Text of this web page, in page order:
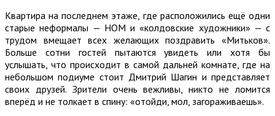
Квартира на последнем этаже, где расположились ещё одни
старые неформалы — НОМ и «колдовские художники» — с
трудом вмещает всех желающих поздравить «Митьков».
Больше сотни гостей пытаются увидеть или хотя бы
услышать, что происходит в самой дальней комнате, где на
небольшом подиуме стоит Дмитрий Шагин и представляет
своих друзей. Зрители очень вежливы, никто не ломится
вперёд и не толкает в спину: «отойди, мол, загораживаешь».